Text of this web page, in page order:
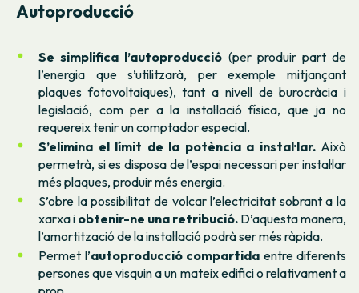
Autoproducció
Se simplifica l’autoproducció (per produir part de
l’energia que s’utilitzarà, per exemple mitjançant
plaques fotovoltaiques), tant a nivell de burocràcia i
legislació, com per a la instal·lació física, que ja no
requereix tenir un comptador especial.
S’elimina el límit de la potència a instal·lar.Això
permetrà, si es disposa de l’espai necessari per instal·lar
més plaques, produir més energia.
S’obre la possibilitat de volcar l’electricitat sobrant a la
xarxa i obtenir-ne una retribució. D’aquesta manera,
l’amortització de la instal·lació podrà ser més ràpida.
Permet l’autoproducció compartida entre diferents
persones que visquin a un mateix edifici o relativament a